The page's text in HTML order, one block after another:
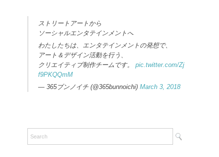
ストリートアートから
ソーシャルエンタテインメントへ
わたしたちは、エンタテインメントの発想で、
アート＆デザイン活動を行う、
クリエイティブ制作チームです。 pic.twitter.com/Zj
f9PKQQmM
— 365ブンノイチ (@365bunnoichi) March 3, 2018